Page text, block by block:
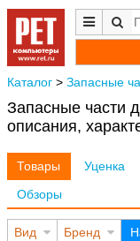
Каталог > Запасные
Запасные части
описания,
Товары Уценка
Обзоры
Вид Бренд